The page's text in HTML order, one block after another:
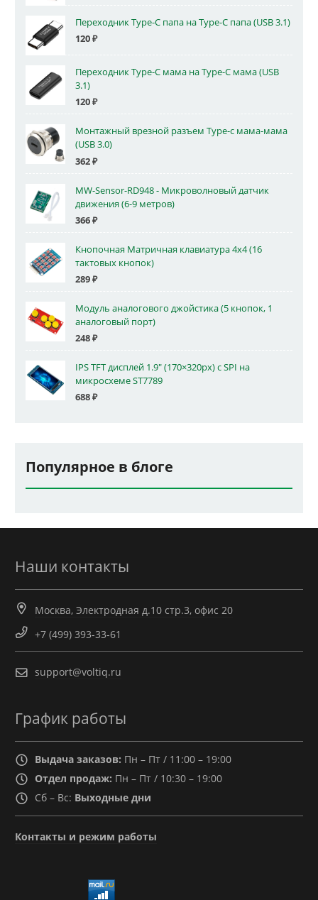
Переходник Type-C папа на Type-C папа (USB 3.1)
120₽
Переходник Type-C мама на Type-C мама (USB
3.1)
120₽
Монтажный врезной разъем Type-c мама-мама
(USB 3.0)
362₽
MW-Sensor-RD948 - Микроволновый датчик
движения (6-9 метров)
366₽
Кнопочная Матричная клавиатура 4x4 (16
тактовых кнопок)
289₽
Модуль аналогового джойстика (5 кнопок, 1
аналоговый порт)
248₽
IPS TFT дисплей 1.9" (170×320px) с SPI на
микросхеме ST7789
688₽
Популярное в блоге
Наши контакты
Москва, Электродная д.10 стр.3, офис 20
+7 (499) 393-33-61
support@voltiq.ru
График работы
Выдача заказов: Пн – Пт / 11:00 – 19:00
Отдел продаж: Пн – Пт / 10:30 – 19:00
Сб – Вс: Выходные дни
Контакты и режим работы